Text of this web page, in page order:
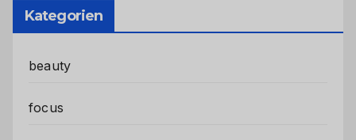
Kategorien
beauty
focus